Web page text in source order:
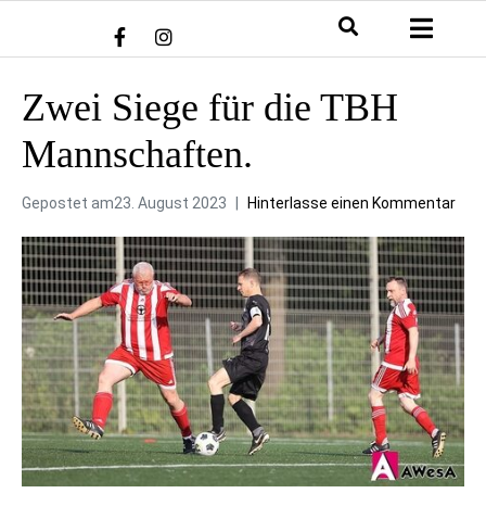
Zwei Siege für die TBH
Mannschaften.
Gepostet am23. August 2023 Hinterlasse einen Kommentar